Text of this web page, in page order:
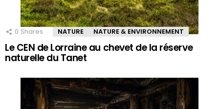
0 Shares NATURE NATURE & ENVIRONNEMENT
Le CEN de Lorraine au chevet de la réserve
naturelle du Tanet